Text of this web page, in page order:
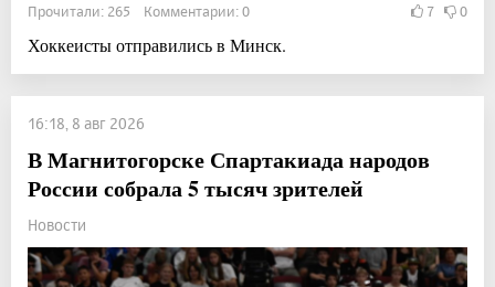
Прочитали: 265 Комментарии: 0 7 0
Хоккеисты отправились в Минск.
16:18, 8 авг 2026
В Магнитогорске Спартакиада народов
России собрала 5 тысяч зрителей
Новости